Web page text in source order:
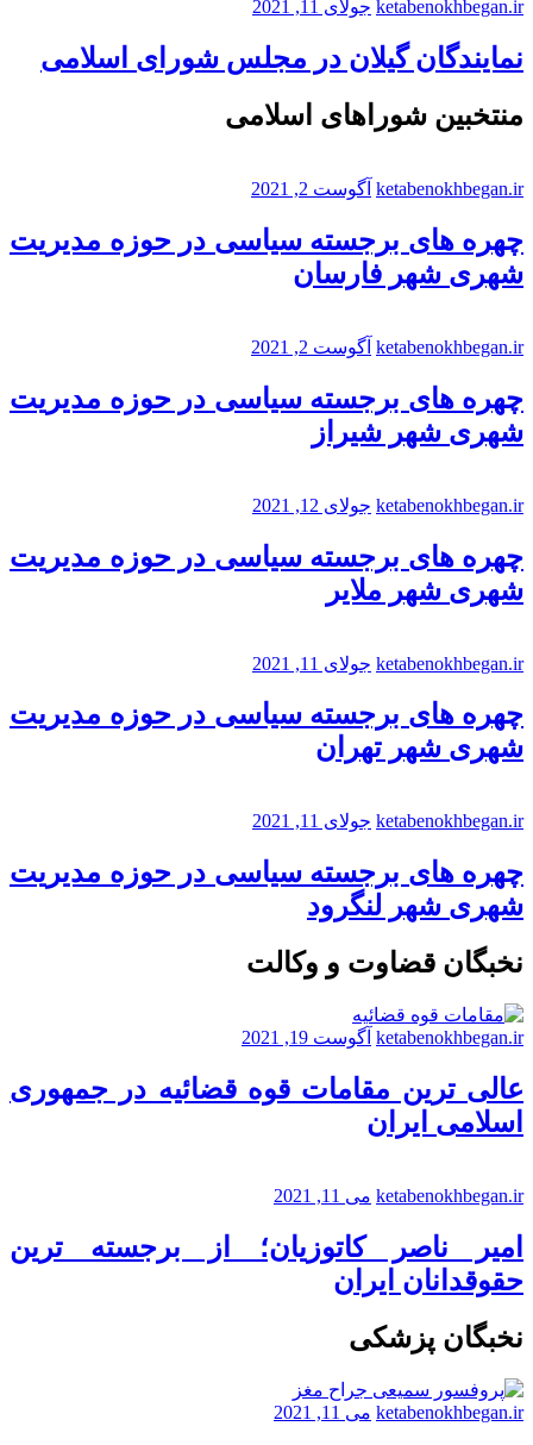
ketabenokhbegan.ir جولای 11, 2021
نمایندگان گیلان در مجلس شورای اسلامی
منتخبین شوراهای اسلامی
ketabenokhbegan.ir آگوست 2, 2021
چهره های برجسته سیاسی در حوزه مدیریت
شهری شهر فارسان
ketabenokhbegan.ir آگوست 2, 2021
چهره های برجسته سیاسی در حوزه مدیریت
شهری شهر شیراز
ketabenokhbegan.ir جولای 12, 2021
چهره های برجسته سیاسی در حوزه مدیریت
شهری شهر ملایر
ketabenokhbegan.ir جولای 11, 2021
چهره های برجسته سیاسی در حوزه مدیریت
شهری شهر تهران
ketabenokhbegan.ir جولای 11, 2021
چهره های برجسته سیاسی در حوزه مدیریت
شهری شهر لنگرود
نخبگان قضاوت و وکالت
ketabenokhbegan.ir آگوست 19, 2021
عالی ترین مقامات قوه قضائیه در جمهوری
اسلامی ایران
ketabenokhbegan.ir می 11, 2021
امیر ناصر کاتوزیان؛ از برجسته ترین
حقوقدانان ایران
نخبگان پزشکی
ketabenokhbegan.ir می 11, 2021